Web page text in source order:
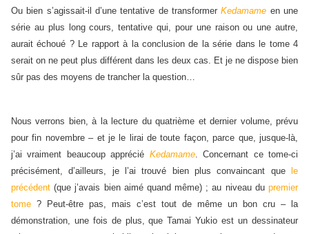
Ou bien s’agissait-il d’une tentative de transformerKedamame en une
série au plus long cours, tentative qui, pour une raison ou une autre,
aurait échoué ? Le rapport à la conclusion de la série dans le tome 4
serait on ne peut plus différent dans les deux cas. Et je ne dispose bien
sûr pas des moyens de trancher la question…
Nous verrons bien, à la lecture du quatrième et dernier volume, prévu
pour fin novembre – et je le lirai de toute façon, parce que, jusque-là,
j’ai vraiment beaucoup apprécié Kedamame. Concernant ce tome-ci
précisément, d’ailleurs, je l’ai trouvé bien plus convaincant que
le
précédent (que j’avais bien aimé quand même) ; au niveau du premier
tome ? Peut-être pas, mais c’est tout de même un bon cru – la
démonstration, une fois de plus, que Tamai Yukio est un dessinateur